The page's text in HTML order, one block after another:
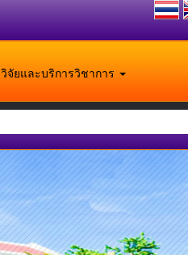
วิจัยและบริการวิชาการ